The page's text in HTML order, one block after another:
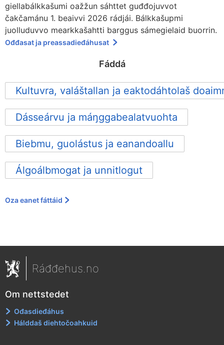
giellabálkkašumi oažžun sáhttet guđđojuvvot
čakčamánu 1. beaivvi 2026 rádjái. Bálkkašupmi
juolluduvvo mearkkašahtti barggus sámegielaid buorrin.
Ođđasat ja preassadieđáhusat
Fáddá
Kultuvra, valáštallan ja eaktodáhtolaš
Dásseárvu ja máŋggabealatvuohta
Biebmu, guolástus ja eanandoallu
Álgoálbmogat ja unnitlogut
Oza eanet fáttáid
Ráđđehus.no
Om nettstedet
Ođasdieđáhus
Hálddaš diehtočoahkuid